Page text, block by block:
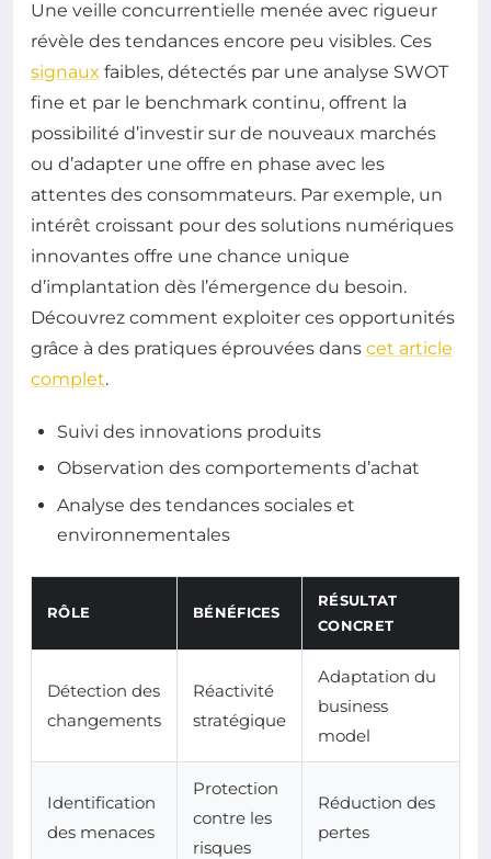
Une veille concurrentielle menée avec rigueur
révèle des tendances encore peu visibles. Ces
signaux faibles, détectés par une analyse SWOT
fine et par le benchmark continu, offrent la
possibilité d’investir sur de nouveaux marchés
ou d’adapter une offre en phase avec les
attentes des consommateurs. Par exemple, un
intérêt croissant pour des solutions numériques
innovantes offre une chance unique
d’implantation dès l’émergence du besoin.
Découvrez comment exploiter ces opportunités
grâce à des pratiques éprouvées dans cet article
complet.
Suivi des innovations produits
Observation des comportements d’achat
Analyse des tendances sociales et
environnementales
RÔLE BÉNÉFICES
RÉSULTAT
CONCRET
Détection des
changements
Réactivité
stratégique
Adaptation du
business
model
Identification
des menaces
Protection
contre les
risques
Réduction des
pertes